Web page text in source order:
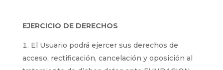
EJERCICIO DE DERECHOS
El Usuario podrá ejercer sus derechos de
acceso, rectificación, cancelación y oposición al